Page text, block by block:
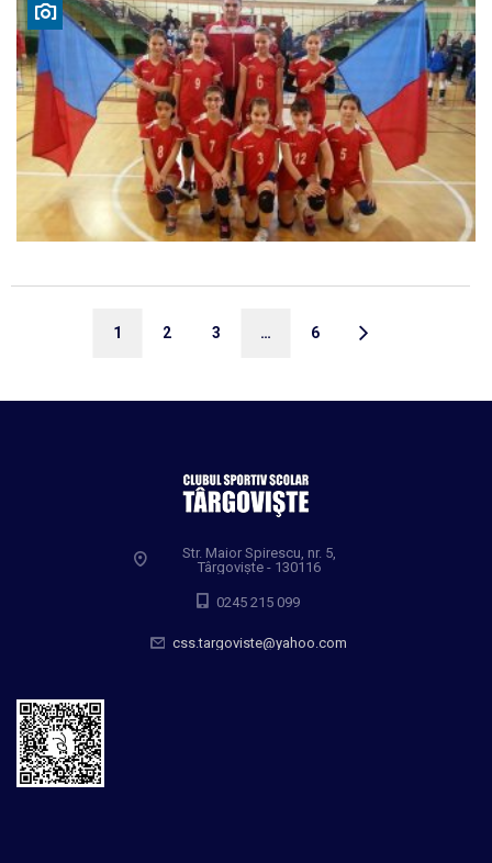
1 2 3 … 6
Str. Maior Spirescu, nr. 5,
Târgoviște - 130116
0245 215 099
css.targoviste@yahoo.com